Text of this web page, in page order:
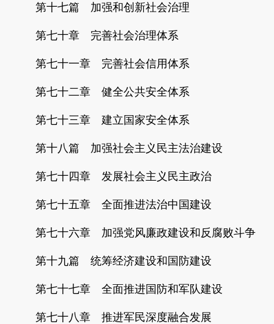
第十七篇 加强和创新社会治理
第七十章 完善社会治理体系
第七十一章 完善社会信用体系
第七十二章 健全公共安全体系
第七十三章 建立国家安全体系
第十八篇 加强社会主义民主法治建设
第七十四章 发展社会主义民主政治
第七十五章 全面推进法治中国建设
第七十六章 加强党风廉政建设和反腐败斗争
第十九篇 统筹经济建设和国防建设
第七十七章 全面推进国防和军队建设
第七十八章 推进军民深度融合发展